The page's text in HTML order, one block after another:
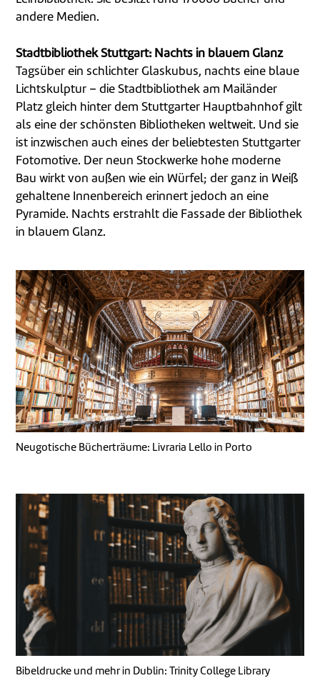
andere Medien.
Stadtbibliothek Stuttgart: Nachts in blauem Glanz
Tagsüber ein schlichter Glaskubus, nachts eine blaue
Lichtskulptur – die Stadtbibliothek am Mailänder
Platz gleich hinter dem Stuttgarter Hauptbahnhof gilt
als eine der schönsten Bibliotheken weltweit. Und sie
ist inzwischen auch eines der beliebtesten Stuttgarter
Fotomotive. Der neun Stockwerke hohe moderne
Bau wirkt von außen wie ein Würfel; der ganz in Weiß
gehaltene Innenbereich erinnert jedoch an eine
Pyramide. Nachts erstrahlt die Fassade der Bibliothek
in blauem Glanz.
Neugotische Bücherträume: Livraria Lello in Porto
Bibeldrucke und mehr in Dublin: Trinity College Library